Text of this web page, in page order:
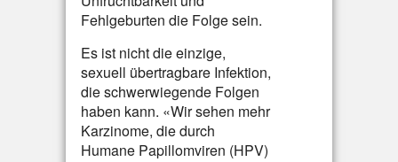
Fehlgeburten die Folge sein.
Es ist nicht die einzige,
sexuell übertragbare Infektion,
die schwerwiegende Folgen
haben kann. «Wir sehen mehr
Karzinome, die durch
Humane Papillomviren (HPV)